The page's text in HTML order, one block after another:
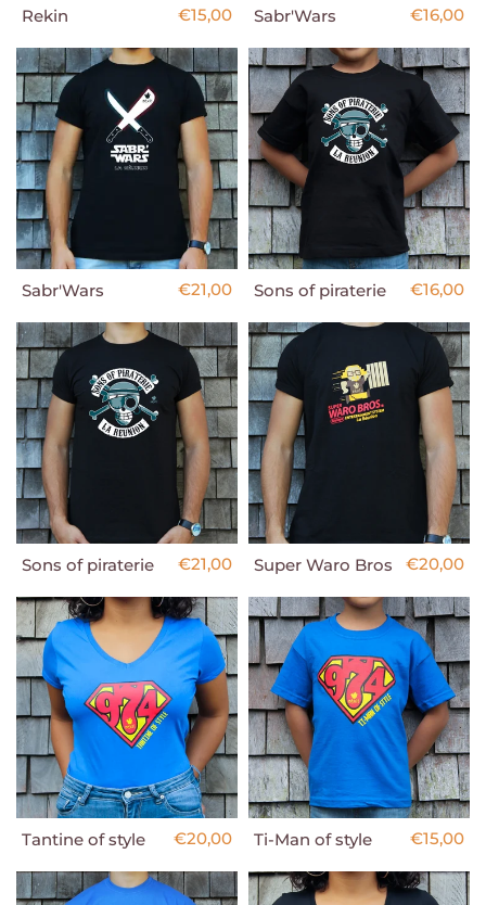
€15,00
Rekin €16,00
Sabr'Wars
€21,00
Sabr'Wars €16,00
Sons of piraterie
€21,00
Sons of piraterie €20,00
Super Waro Bros
€20,00
Tantine of style €15,00
Ti-Man of style